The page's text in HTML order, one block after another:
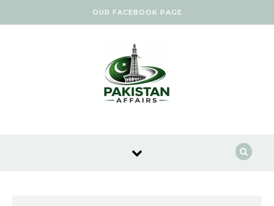
OUR FACEBOOK PAGE